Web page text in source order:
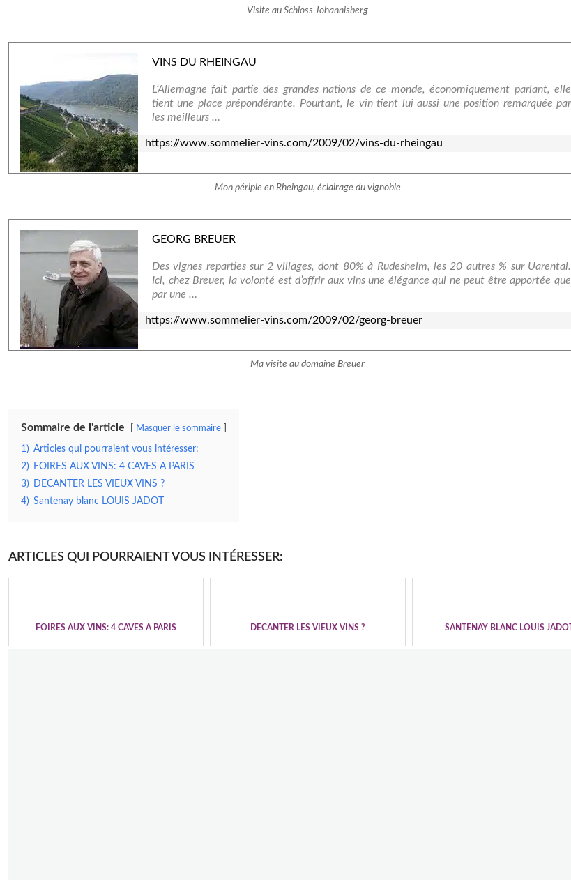
Visite au Schloss Johannisberg
VINS DU RHEINGAU
L’Allemagne fait partie des grandes nations de ce monde, économiquement parlant, elle
tient une place prépondérante. Pourtant, le vin tient lui aussi une position remarquée par
les meilleurs …
https://www.sommelier-vins.com/2009/02/vins-du-rheingau
Mon périple en Rheingau, éclairage du vignoble
GEORG BREUER
Des vignes reparties sur 2 villages, dont 80% à Rudesheim, les 20 autres % sur Uarental.
Ici, chez Breuer, la volonté est d’offrir aux vins une élégance qui ne peut être apportée que
par une …
https://www.sommelier-vins.com/2009/02/georg-breuer
Ma visite au domaine Breuer
Sommaire de l'article Masquer le sommaire
1) Articles qui pourraient vous intéresser:
2) FOIRES AUX VINS: 4 CAVES A PARIS
3) DECANTER LES VIEUX VINS ?
4) Santenay blanc LOUIS JADOT
ARTICLES QUI POURRAIENT VOUS INTÉRESSER:
FOIRES AUX VINS: 4 CAVES A PARIS DECANTER LES VIEUX VINS ? SANTENAY BLANC LOUIS